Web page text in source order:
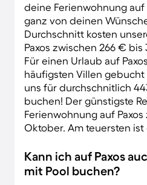
deine Ferienwohnung auf
ganz von deinen
Durchschnitt kosten
Paxos zwischen 266 €
Für einen Urlaub auf
häufigsten Villen
uns für durchschnitlich
buchen! Der günstigste
Ferienwohnung auf
Oktober. Am teuersten ist
Kann ich auf Paxos
mit Pool buchen?